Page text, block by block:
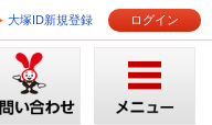
大塚ID新規登録 ログイン